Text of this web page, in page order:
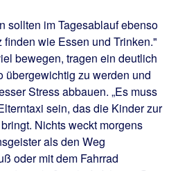
sollten im Tagesablauf ebenso
finden wie Essen und Trinken."
bewegen, tragen ein deutlich
übergewichtig zu werden und
Stress abbauen. „Es muss
sein, das die Kinder zur
Nichts weckt morgens
als den Weg
oder mit dem Fahrrad